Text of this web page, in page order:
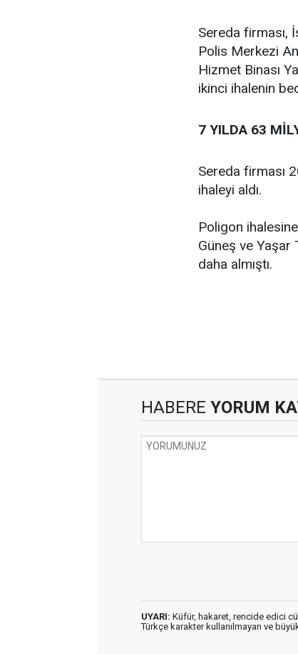
Sereda firması,
Polis Merkezi
Hizmet Binası
ikinci ihalenin
7 YILDA 63
Sereda firması
ihaleyi aldı.
Poligon
Güneş ve Yaşar
daha almıştı.
HABERE YORUM
UYARI: Küfür, hakaret, rencide edici
Türkçe karakter kullanılmayan ve